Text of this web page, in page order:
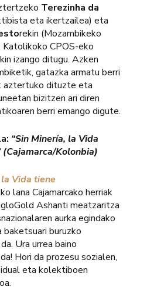
Terezinha da
eta ikertzailea) eta
rekin (Mozambikeko
CPOS-eko
izango ditugu. Azken
gatazka armatu berri
aztertuko dituzte eta
bizitzen ari diren
berri emango digute.
“Sin Minería, la Vida
(Cajamarca/Kolonbia)
Vida tiene
lana Cajamarcako herriak
Ashanti meatzaritza
aurka egindako
buruzko
Ura urrea baino
Hori da prozesu sozialen,
eta kolektiboen